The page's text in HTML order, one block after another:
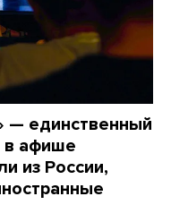
— единственный
в афише
из России,